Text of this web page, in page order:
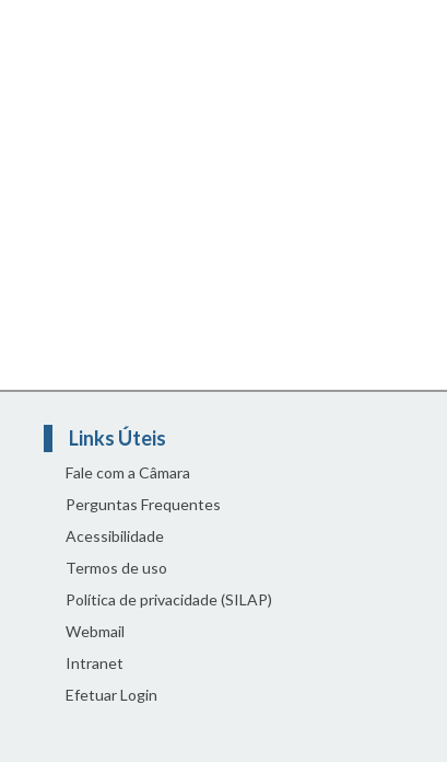
Links Úteis
Fale com a Câmara
Perguntas Frequentes
Acessibilidade
Termos de uso
Política de privacidade (SILAP)
Webmail
Intranet
Efetuar Login